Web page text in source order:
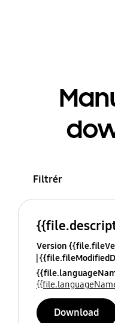
Filtrér
Version
Download